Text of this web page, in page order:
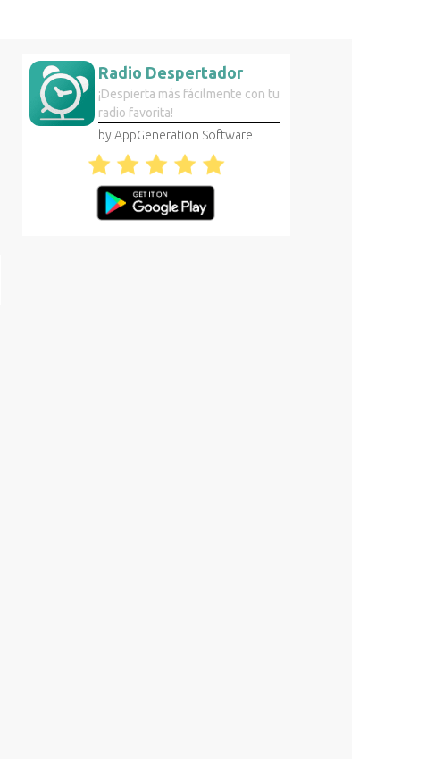
Radio Despertador
¡Despierta más fácilmente con tu
radio favorita!
by AppGeneration Software